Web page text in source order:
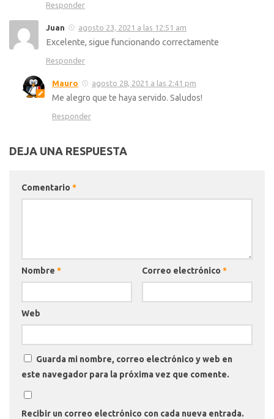
Responder
Juan agosto 23, 2021 a las 12:51 am
Excelente, sigue funcionando correctamente
Responder
Mauro agosto 28, 2021 a las 2:41 pm
Me alegro que te haya servido. Saludos!
Responder
DEJA UNA RESPUESTA
Comentario *
Nombre * Correo electrónico *
Web
Guarda mi nombre, correo electrónico y web en
este navegador para la próxima vez que comente.
Recibir un correo electrónico con cada nueva entrada.